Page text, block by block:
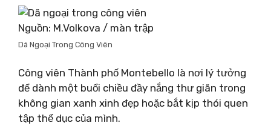
Nguồn: M.Volkova / màn trập
Dã Ngoại Trong Công Viên
Công viên Thành phố Montebello là nơi lý tưởng
để dành một buổi chiều đầy nắng thư giãn trong
không gian xanh xinh đẹp hoặc bắt kịp thói quen
tập thể dục của mình.